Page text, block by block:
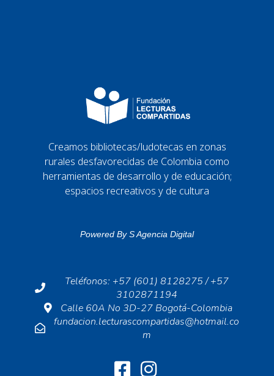
Creamos bibliotecas/ludotecas en zonas
rurales desfavorecidas de Colombia como
herramientas de desarrollo y de educación;
espacios recreativos y de cultura
Powered ByS Agencia Digital
Teléfonos: +57 (601) 8128275 / +57
3102871194
Calle 60A No 3D-27 Bogotá-Colombia
fundacion.lecturascompartidas@hotmail.co
m